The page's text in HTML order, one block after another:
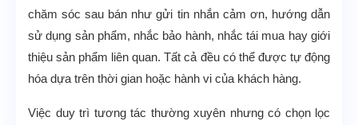
chăm sóc sau bán như gửi tin nhắn cảm ơn, hướng dẫn
sử dụng sản phẩm, nhắc bảo hành, nhắc tái mua hay giới
thiệu sản phẩm liên quan. Tất cả đều có thể được tự động
hóa dựa trên thời gian hoặc hành vi của khách hàng.
Việc duy trì tương tác thường xuyên nhưng có chọn lọc